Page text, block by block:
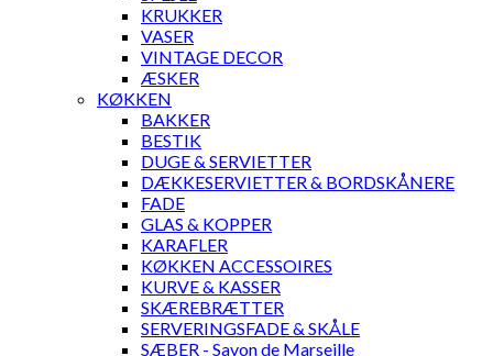
KRUKKER
VASER
VINTAGE DECOR
ÆSKER
KØKKEN
BAKKER
BESTIK
DUGE & SERVIETTER
DÆKKESERVIETTER & BORDSKÅNERE
FADE
GLAS & KOPPER
KARAFLER
KØKKEN ACCESSOIRES
KURVE & KASSER
SKÆREBRÆTTER
SERVERINGSFADE & SKÅLE
SÆBER - Savon de Marseille